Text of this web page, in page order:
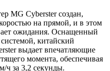
MG Cyberster создан,
на прямой, и в этом
ожидания. Оснащенный
китайский
выдает впечатляющие
момента, обеспечивая
ч за 3,2 секунды.